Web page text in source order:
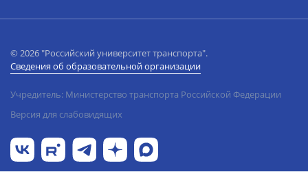
© 2026 "Российский университет транспорта".
Сведения об образовательной организации
Учредитель: Министерство транспорта Российской Федерации
Версия для слабовидящих